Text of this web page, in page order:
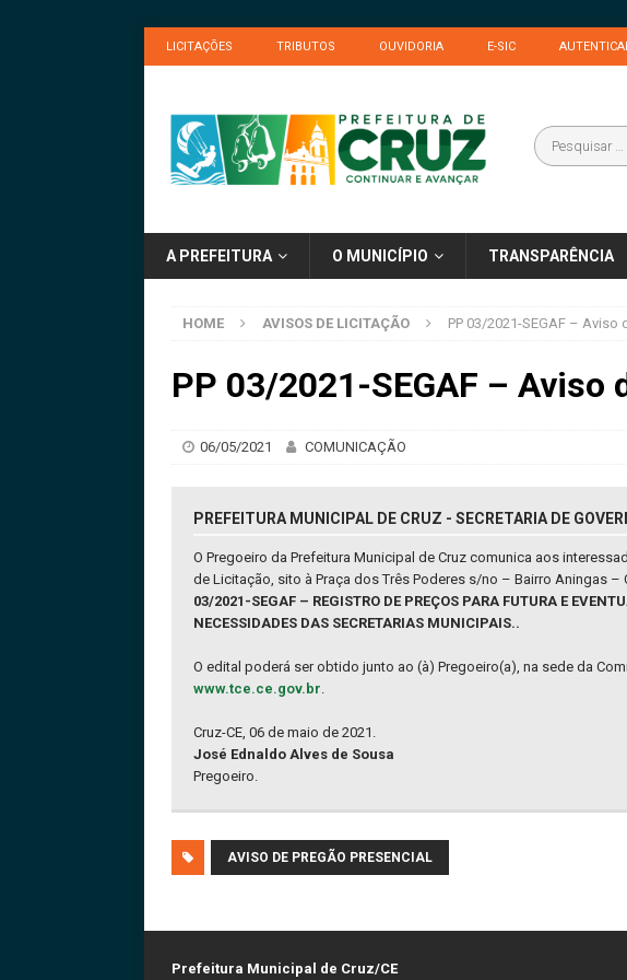
LICITAÇÕES TRIBUTOS OUVIDORIA E-SIC
A PREFEITURA O MUNICÍPIO TRANSPARÊNCIA
HOME AVISOS DE LICITAÇÃO PP 03/2021-SEGAF – Aviso
PP 03/2021-SEGAF – Aviso
06/05/2021 COMUNICAÇÃO
PREFEITURA MUNICIPAL DE CRUZ - SECRETARIA DE
O Pregoeiro da Prefeitura Municipal de Cruz comunica aos
de Licitação, sito à Praça dos Três Poderes s/no – Bairro Aningas
03/2021-SEGAF – REGISTRO DE PREÇOS PARA FUTURA E
NECESSIDADES DAS SECRETARIAS MUNICIPAIS..
O edital poderá ser obtido junto ao (à) Pregoeiro(a), na sede da
www.tce.ce.gov.br.
Cruz-CE, 06 de maio de 2021.
José Ednaldo Alves de Sousa
Pregoeiro.
AVISO DE PREGÃO PRESENCIAL
Prefeitura Municipal de Cruz/CE